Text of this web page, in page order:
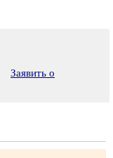
Заявить о